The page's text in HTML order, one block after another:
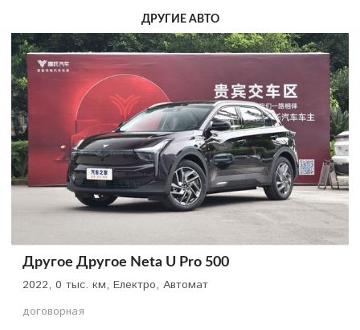
ДРУГИЕ АВТО
Другое Другое Neta U Pro 500
2022, 0 тыс. км, Електро, Автомат
договорная